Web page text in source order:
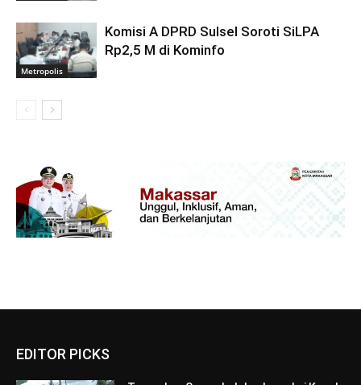
Metropolis
Komisi A DPRD Sulsel Soroti SiLPA
Rp2,5 M di Kominfo
EDITOR PICKS